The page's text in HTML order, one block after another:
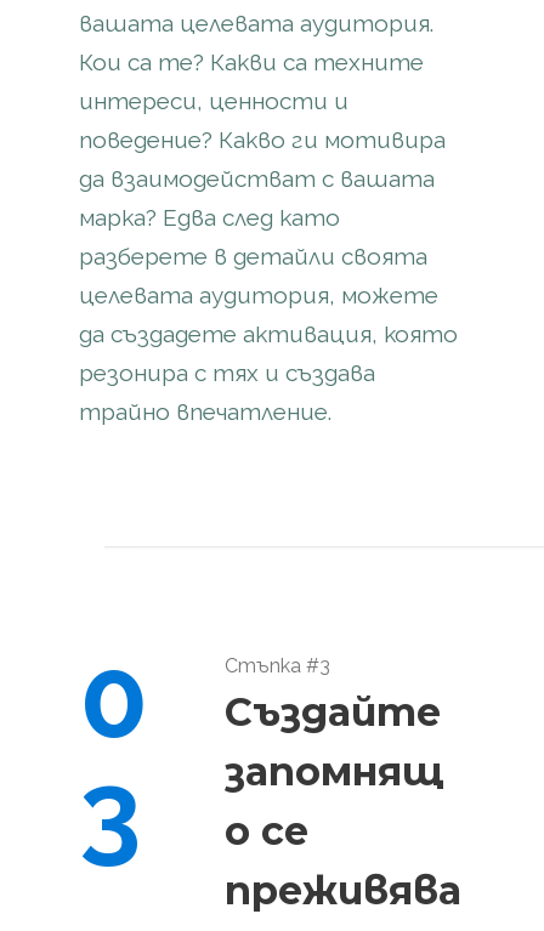
вашата целевата аудитория.
Кои са те? Какви са техните
интереси, ценности и
поведение? Какво ги мотивира
да взаимодействат с вашата
марка? Едва след като
разберете в детайли своята
целевата аудитория, можете
да създадете активация, която
резонира с тях и създава
трайно впечатление.
0
3
Стъпка #3
Създайте
запомнящ
о се
преживява